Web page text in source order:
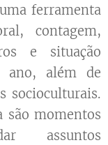
ferramenta
contagem,
e situação
ano, além de
socioculturais.
são momentos
assuntos